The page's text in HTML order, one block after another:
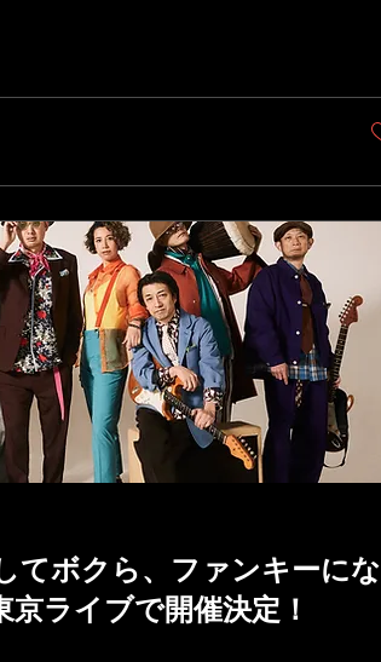
てボクら、ファンキーにな
ライブで開催決定！